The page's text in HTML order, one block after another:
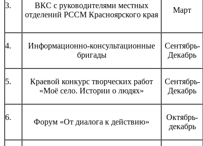
3.
ВКС с руководителями местных
отделений РССМ Красноярского края
Март
4.
Информационно-консультационные
бригады
Сентябрь-
Декабрь
5.
Краевой конкурс творческих работ
«Моё село. Истории о людях»
Сентябрь-
Декабрь
6.
Форум «От диалога к действию»
Октябрь-
декабрь